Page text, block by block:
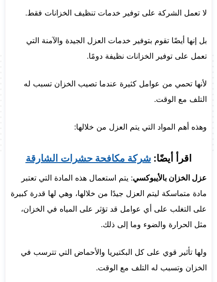
لا تعمل الشركة على توفير خدمات تنظيف الخزانات فقط.
بل إنها أيضًا تقوم بتوفير خدمات العزل الجيدة والآمنة التي
تعمل على توفير الخزانات نظيفة دومًا.
لأنها تحمي من عوامل كثيرة عندما تصيب الخزان تسبب له
التلف مع الوقت.
وهذه أهم المواد التي يتم العزل من خلالها:
اقرأ أيضًا: شركة مكافحة حشرات الشارقة
عزل الخزان بالأيبوكسي: يتم استعمال هذه المادة التي تعتبر
مادة متماسكة ليتم العزل جيدًا من خلالها، وهي لها قدرة كبيرة
على التغلب على أي عوامل قد تؤثر على المياه في الخزان،
مثل الحرارة والضوء وما إلى ذلك.
ولها تأثير قوي على كل البكتيريا والأحماض التي تترسب في
الخزان وتسبب له التلف مع الوقت.